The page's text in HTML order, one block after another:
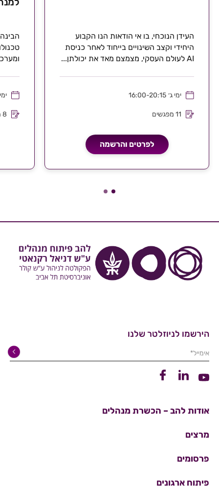
העידן הנוכחי, בו אי הודאות הנו הקבוע
היחידי וקצב השינויים בייחוד לאחר כניסת
AI לעולם העסקי, מצמצם מאד את יכולתן...
ימי ג׳ 16:00-20:15
11 מפגשים
לפרטים והרשמה
8 מפגשים
הירשמו לניוזלטר שלנו
אימייל*
קישור ליוטיובקישור ללינקדיןקישור לפייסבוק
אודות להב – הכשרת מנהלים
מרצים
פרסומים
פיתוח ארגונים